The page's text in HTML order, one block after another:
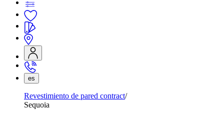
es
Revestimiento de pared contract
Sequoia